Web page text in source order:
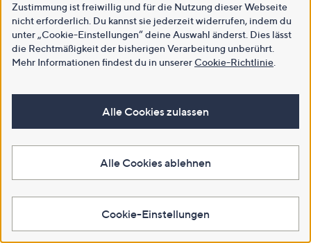
Zustimmung ist freiwillig und für die Nutzung dieser Webseite
nicht erforderlich. Du kannst sie jederzeit widerrufen, indem du
unter „Cookie-Einstellungen“ deine Auswahl änderst. Dies lässt
die Rechtmäßigkeit der bisherigen Verarbeitung unberührt.
Mehr Informationen findest du in unsererCookie-Richtlinie
Alle Cookies zulassen
Alle Cookies ablehnen
Cookie-Einstellungen